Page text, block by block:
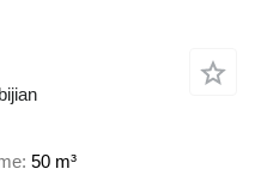
50 m³